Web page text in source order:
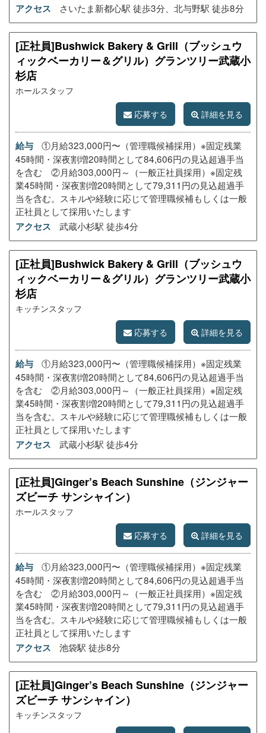
アクセス
さいたま新都心駅 徒歩3分、北与野駅 徒歩8分
[正社員]Bushwick Bakery & Grill（ブッシュウ
ィックベーカリー＆グリル）グランツリー武蔵小
杉店
ホールスタッフ
応募する
詳細を見る
給与
①月給323,000円〜（管理職候補採用）※固定残業
45時間・深夜割増20時間として84,606円の見込超過手当
を含む ②月給303,000円～（一般正社員採用）※固定残
業45時間・深夜割増20時間として79,311円の見込超過手
当を含む。スキルや経験に応じて管理職候補もしくは一般
正社員として採用いたします
アクセス
武蔵小杉駅 徒歩4分
[正社員]Bushwick Bakery & Grill（ブッシュウ
ィックベーカリー＆グリル）グランツリー武蔵小
杉店
キッチンスタッフ
応募する
詳細を見る
給与
①月給323,000円〜（管理職候補採用）※固定残業
45時間・深夜割増20時間として84,606円の見込超過手当
を含む ②月給303,000円～（一般正社員採用）※固定残
業45時間・深夜割増20時間として79,311円の見込超過手
当を含む。スキルや経験に応じて管理職候補もしくは一般
正社員として採用いたします
アクセス
武蔵小杉駅 徒歩4分
[正社員]Ginger’s Beach Sunshine（ジンジャー
ズビーチ サンシャイン）
ホールスタッフ
応募する
詳細を見る
給与
①月給323,000円〜（管理職候補採用）※固定残業
45時間・深夜割増20時間として84,606円の見込超過手当
を含む ②月給303,000円～（一般正社員採用）※固定残
業45時間・深夜割増20時間として79,311円の見込超過手
当を含む。スキルや経験に応じて管理職候補もしくは一般
正社員として採用いたします
アクセス
池袋駅 徒歩8分
[正社員]Ginger’s Beach Sunshine（ジンジャー
ズビーチ サンシャイン）
キッチンスタッフ